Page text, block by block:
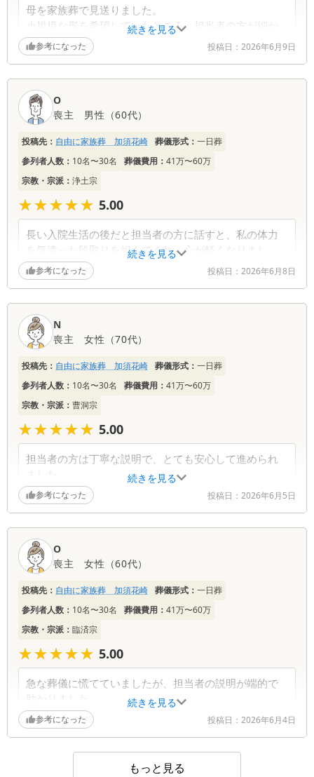
続きを見る
母を家族葬で見送りました。
小規模な形を希望していたところ、担当者の方が細か
い調整をしてくれ安心できました。
費用は必要な部分だけを伝えてくれ、予算内で収まり
火葬場併設で移動が少なかったのも良かったです。
参考になった 投稿日： 2026年6月9日
続きを見る
O
喪主
男性 （60代）
投稿先： 自由に家族葬 加須花崎 葬儀形式： 一日葬
参列者人数： 10名〜30名 葬儀費用： 41万〜60万
宗教・宗派： 浄土宗
★★★★★
★★★★★ 5.00
長い入院生活の後だと担当者の方に話すと、私の体力
を気遣った段取りを組んでくれ、心が軽くなりまし
た。
予約は多少待ちましたが、その分丁寧に案内してく
葬儀社からの返信コメント
このたびは大切な方のご葬儀に弊社式場をご利用い
病の末のご葬儀は、心身ともに大きなお疲れが重な
っていたことと思います。担当者の段取りが少しで
もお力になれたと伺い、胸をなでおろしておりま
す。 また、予約までお時間をいただいたにもかか
ただけたこと、大変ありがたく拝見いたしました。
今後も、ご負担を少しでも軽くできるよう寄り添っ
た対応に努めてまいります。
参考になった 投稿日： 2026年6月8日
続きを見る
N
喪主
女性 （70代）
投稿先： 自由に家族葬 加須花崎 葬儀形式： 一日葬
参列者人数： 10名〜30名 葬儀費用： 41万〜60万
宗教・宗派： 曹洞宗
★★★★★
★★★★★ 5.00
担当者の方は丁寧な説明で、とても安心して進められ
ました。
金額も明確で、公営斎場を選んで良かったと感じてい
ます。
でした。
当日の動きも無駄がなく、家族が気持ちを整える時間
をしっかり取れました。
このたびは、ご葬儀について温かいお言葉をお寄せ
いただき、誠にありがとうございます。 担当者の
説明に安心して進めていただけたこと、また公営斎
場をお選びいただいた点にもご満足いただけたと伺
い、スタッフ一同大変励まされております。 ご主
人がお好きだったお色を祭壇に取り入れた演出が印
象に残ったとのこと、心を込めて準備した甲斐があ
ったと嬉しく拝読いたしました。 当日の進行につ
きましても、皆さまが落ち着いてお過ごしいただけ
るよう努めていたため、そのように感じていただけ
参考になった 投稿日： 2026年6月5日
続きを見る
O
喪主
女性 （60代）
投稿先： 自由に家族葬 加須花崎 葬儀形式： 一日葬
参列者人数： 10名〜30名 葬儀費用： 41万〜60万
宗教・宗派： 臨済宗
★★★★★
★★★★★ 5.00
急な葬儀に慌てていましたが、担当者の説明が端的で
助かりました。
費用も事前に整理してくれ、迷う場面がありませんで
した。
囲気で夫の話をゆっくりできました。
参考になった 投稿日： 2026年6月4日
もっと見る